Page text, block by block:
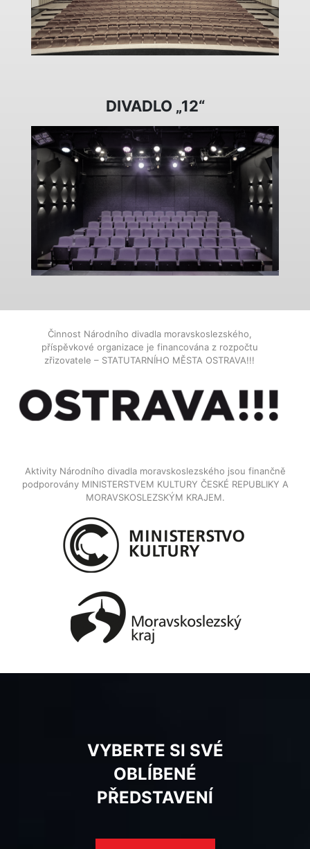
DIVADLO „12“
Činnost Národního divadla moravskoslezského,
příspěvkové organizace je financována z rozpočtu
zřizovatele – STATUTARNÍHO MĚSTA OSTRAVA!!!
Aktivity Národního divadla moravskoslezského jsou finančně
podporovány MINISTERSTVEM KULTURY ČESKÉ REPUBLIKY A
MORAVSKOSLEZSKÝM KRAJEM.
VYBERTE SI SVÉ
OBLÍBENÉ
PŘEDSTAVENÍ